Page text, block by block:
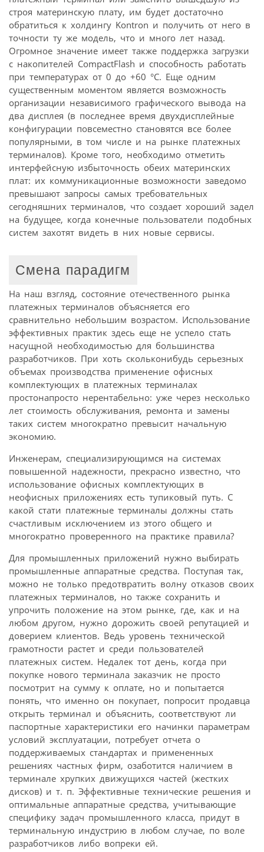
строя материнскую плату, им будет достаточно
обратиться к холдингу Kontron и получить от него в
точности ту же модель, что и много лет назад.
Огромное значение имеет также поддержка загрузки
с накопителей CompactFlash и способность работать
при температурах от 0 до +60 °C. Еще одним
существенным моментом является возможность
организации независимого графического вывода на
два дисплея (в последнее время двухдисплейные
конфигурации повсеместно становятся все более
популярными, в том числе и на рынке платежных
терминалов). Кроме того, необходимо отметить
интерфейсную избыточность обеих материнских
плат: их коммуникационные возможности заведомо
превышают запросы самых требовательных
сегодняшних терминалов, что создает хороший задел
на будущее, когда конечные пользователи подобных
систем захотят видеть в них новые сервисы.
Смена парадигм
На наш взгляд, состояние отечественного рынка
платежных терминалов объясняется его
сравнительно небольшим возрастом. Использование
эффективных практик здесь еще не успело стать
насущной необходимостью для большинства
разработчиков. При хоть скольконибудь серьезных
объемах производства применение офисных
комплектующих в платежных терминалах
простонапросто нерентабельно: уже через несколько
лет стоимость обслуживания, ремонта и замены
таких систем многократно превысит начальную
экономию.
Инженерам, специализирующимся на системах
повышенной надежности, прекрасно известно, что
использование офисных комплектующих в
неофисных приложениях есть тупиковый путь. С
какой стати платежные терминалы должны стать
счастливым исключением из этого общего и
многократно проверенного на практике правила?
Для промышленных приложений нужно выбирать
промышленные аппаратные средства. Поступая так,
можно не только предотвратить волну отказов своих
платежных терминалов, но также сохранить и
упрочить положение на этом рынке, где, как и на
любом другом, нужно дорожить своей репутацией и
доверием клиентов. Ведь уровень технической
грамотности растет и среди пользователей
платежных систем. Недалек тот день, когда при
покупке нового терминала заказчик не просто
посмотрит на сумму к оплате, но и попытается
понять, что именно он покупает, попросит продавца
открыть терминал и объяснить, соответствуют ли
паспортные характеристики его начинки параметрам
условий эксплуатации, потребует отчета о
поддерживаемых стандартах и примененных
решениях частных фирм, озаботится наличием в
терминале хрупких движущихся частей (жестких
дисков) и т. п. Эффективные технические решения и
оптимальные аппаратные средства, учитывающие
специфику задач промышленного класса, придут в
терминальную индустрию в любом случае, по воле
разработчиков либо вопреки ей.